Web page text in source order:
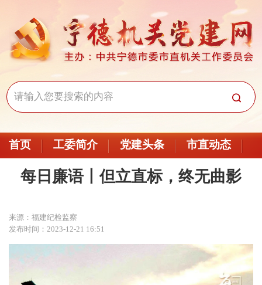
首页 工委简介 党建头条 市直动态
每日廉语丨但立直标，终无曲影
来源：福建纪检监察
发布时间：2023-12-21 16:51